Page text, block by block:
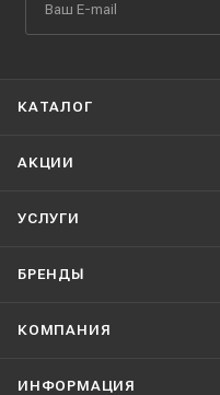
КАТАЛОГ
АКЦИИ
УСЛУГИ
БРЕНДЫ
КОМПАНИЯ
ИНФОРМАЦИЯ